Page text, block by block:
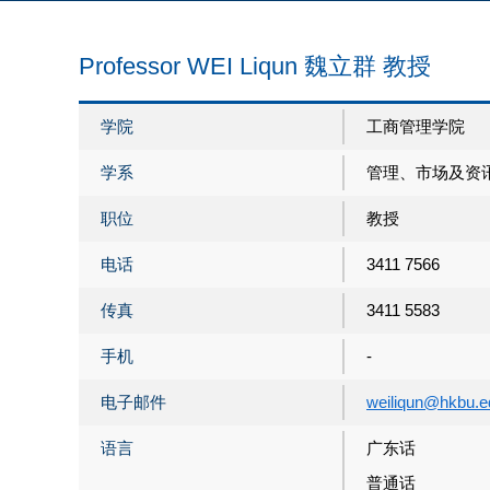
Professor WEI Liqun 魏立群 教授
学院 工商管理学院
学系 管理、市场及资
职位 教授
电话 3411 7566
传真 3411 5583
手机 -
电子邮件
语言
广东话
普通话